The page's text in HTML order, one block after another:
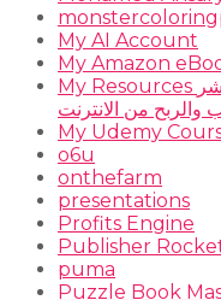
My AI Account
My Amazon
My Resources المصادر التي أعتمد عليها في مجال نشر
والربح من الانترنت
My Udemy
o6u
onthefarm
presentations
Profits Engine
Publisher
puma
Puzzle Book